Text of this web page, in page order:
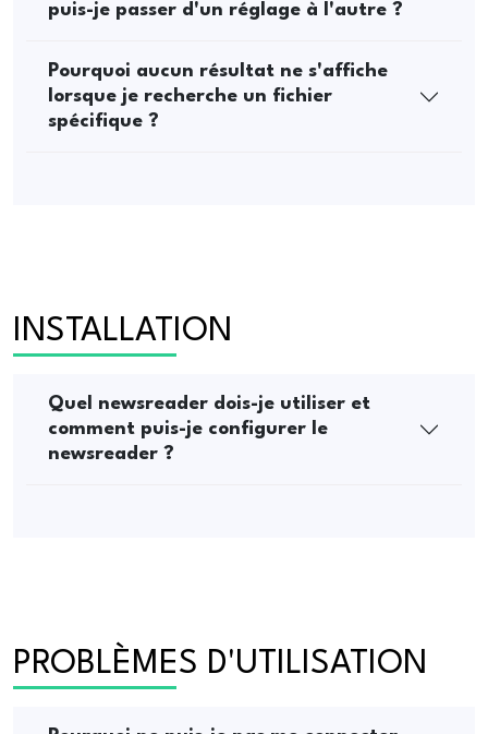
puis-je passer d'un réglage à l'autre ?
Pourquoi aucun résultat ne s'affiche
lorsque je recherche un fichier
spécifique ?
INSTALLATION
Quel newsreader dois-je utiliser et
comment puis-je configurer le
newsreader ?
PROBLÈMES D'UTILISATION